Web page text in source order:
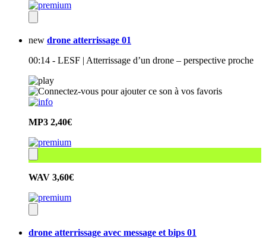
new drone atterrissage 01
00:14 - LESF | Atterrissage d’un drone – perspective proche
MP3 2,40€
WAV 3,60€
drone atterrissage avec message et bips 01